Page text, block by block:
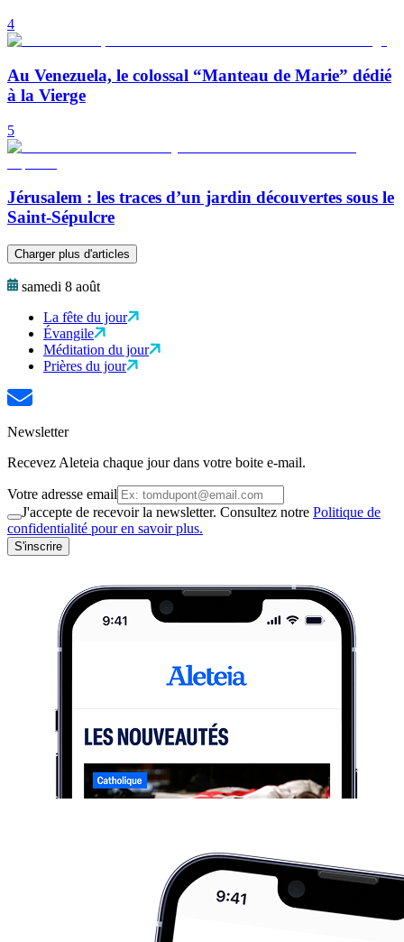
4
Au Venezuela, le colossal “Manteau de Marie” dédié
à la Vierge
5
Jérusalem : les traces d’un jardin découvertes sous le
Saint-Sépulcre
Charger plus d'articles
samedi 8 août
La fête du jour
Évangile
Méditation du jour
Prières du jour
Newsletter
Recevez Aleteia chaque jour dans votre boite e-mail.
Votre adresse email
J'accepte de recevoir la newsletter. Consultez notre Politique de
confidentialité pour en savoir plus.
S'inscrire